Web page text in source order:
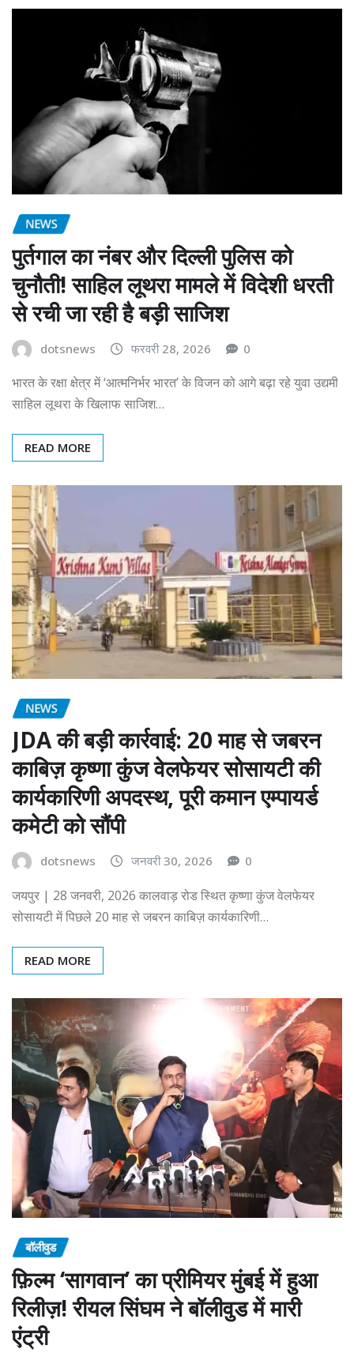
NEWS
पुर्तगाल का नंबर और दिल्ली पुलिस को
चुनौती! साहिल लूथरा मामले में विदेशी धरती
से रची जा रही है बड़ी साजिश
dotsnews फरवरी 28, 2026 0
भारत के रक्षा क्षेत्र में ‘आत्मनिर्भर भारत’ के विजन को आगे बढ़ा रहे युवा उद्यमी
साहिल लूथरा के खिलाफ साजिश…
READ MORE
NEWS
JDA की बड़ी कार्रवाई: 20 माह से जबरन
काबिज़ कृष्णा कुंज वेलफेयर सोसायटी की
कार्यकारिणी अपदस्थ, पूरी कमान एम्पायर्ड
कमेटी को सौंपी
dotsnews जनवरी 30, 2026 0
जयपुर | 28 जनवरी, 2026 कालवाड़ रोड स्थित कृष्णा कुंज वेलफेयर
सोसायटी में पिछले 20 माह से जबरन काबिज़ कार्यकारिणी…
READ MORE
बॉलीवुड
फ़िल्म ‘सागवान’ का प्रीमियर मुंबई में हुआ
रिलीज़! रीयल सिंघम ने बॉलीवुड में मारी
एंट्री